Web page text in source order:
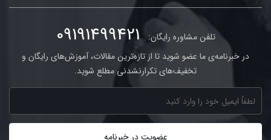
تلفن مشاوره رایگان: 09191499421
در خبرنامه‌ی ما عضو شوید تا از تازه‌ترین مقالات، آموزش‌های رایگان و
تخفیف‌های تکرارنشدنی مطلع شوید.